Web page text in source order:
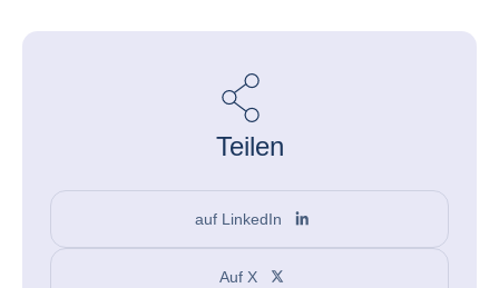
Teilen
auf LinkedIn
Auf X